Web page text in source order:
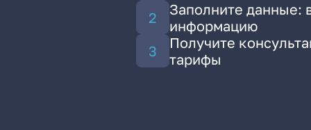
Заполните данные:
информацию
Получите
тарифы